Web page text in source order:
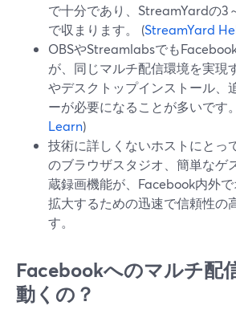
で十分であり、StreamYardの3
で収まります。 (StreamYard
OBSやStreamlabsでも
が、同じマルチ配信環境を実現
やデスクトップインストール、
ーが必要になることが多いです
Learn)
技術に詳しくないホストにとっ
のブラウザスタジオ、簡単なゲ
蔵録画機能が、Facebook内外
拡大するための迅速で信頼性の
す。
Facebookへのマルチ配
動くの？